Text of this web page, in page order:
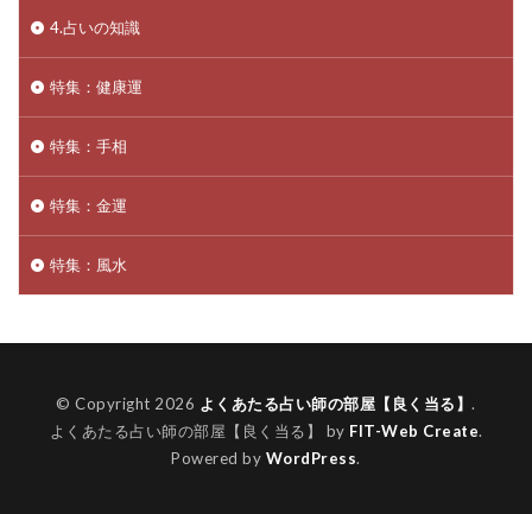
4.占いの知識
特集：健康運
特集：手相
特集：金運
特集：風水
© Copyright 2026 よくあたる占い師の部屋【良く当る】.
よくあたる占い師の部屋【良く当る】 by FIT-Web Create.
Powered by WordPress.